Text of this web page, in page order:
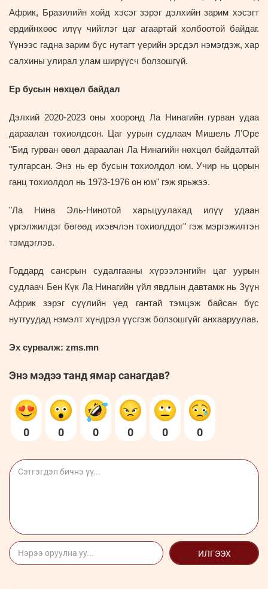
Африк, Бразилийн хойд хэсэг зэрэг дэлхийн зарим хэсэгт
ердийнхөөс илүү чийглэг цаг агаартай холбоотой байдаг.
Үүнээс гадна зарим бүс нутагт үерийн эрсдэл нэмэгдэж, хар
салхины улирал улам ширүүсч болзошгүй.
Ер бусын нөхцөл байдал
Дэлхий 2020-2023 оны хооронд Ла Нинагийн гурван удаа
дараалан тохиолдсон. Цаг уурын судлаач Мишель Л'Оре
"Бид гурван өвөл дараалан Ла Нинагийн нөхцөл байдалтай
тулгарсан. Энэ нь ер бусын тохиолдол юм. Учир нь цорын
ганц тохиолдол нь 1973-1976 он юм" гэж ярьжээ.
"Ла Нина Эль-Нинотой харьцуулахад илүү удаан
үргэлжилдэг бөгөөд ихэвчлэн тохиолддог" гэж мэргэжилтэн
тэмдэглэв.
Годдард сансрын судалгааны хүрээлэнгийн цаг уурын
судлаач Бен Күк Ла Нинагийн үйл явдлын давтамж нь Зүүн
Африк зэрэг сүүлийн үед гантай тэмцэж байсан бүс
нутгуудад нэмэлт хүндрэл үүсгэж болзошгүйг анхааруулав.
Эх сурвалж: zms.mn
Энэ мэдээ танд ямар санагдав?
0 0 0 0 0 0
ИЛГЭЭХ